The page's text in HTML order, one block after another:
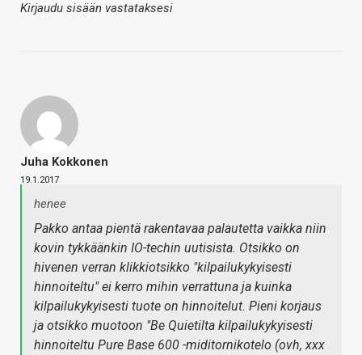
Kirjaudu sisään vastataksesi
Juha Kokkonen
19.1.2017
henee
Pakko antaa pientä rakentavaa palautetta vaikka niin
kovin tykkäänkin IO-techin uutisista. Otsikko on
hivenen verran klikkiotsikko "kilpailukykyisesti
hinnoiteltu" ei kerro mihin verrattuna ja kuinka
kilpailukykyisesti tuote on hinnoitelut. Pieni korjaus
ja otsikko muotoon "Be Quietilta kilpailukykyisesti
hinnoiteltu Pure Base 600 -miditornikotelo (ovh, xxx